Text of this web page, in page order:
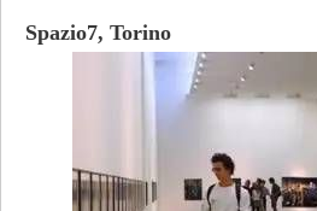
Spazio7, Torino